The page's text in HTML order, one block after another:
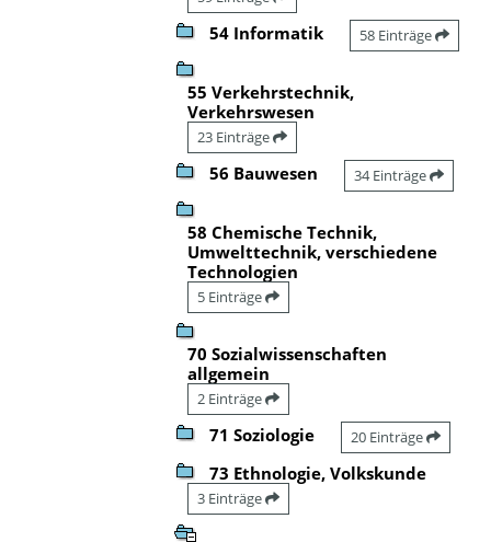
54 Informatik 58 Einträge
55 Verkehrstechnik,
Verkehrswesen
23 Einträge
56 Bauwesen 34 Einträge
58 Chemische Technik,
Umwelttechnik, verschiedene
Technologien
5 Einträge
70 Sozialwissenschaften
allgemein
2 Einträge
71 Soziologie 20 Einträge
73 Ethnologie, Volkskunde
3 Einträge